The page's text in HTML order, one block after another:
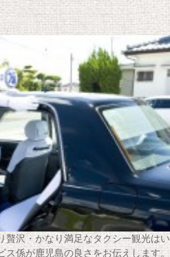
贅沢・かなり満足なタクシー観光はい
係が鹿児島の良さをお伝えします。